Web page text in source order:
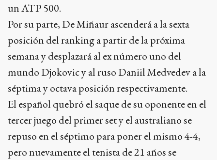
un ATP 500.
Por su parte, De Miñaur ascenderá a la sexta
posición del ranking a partir de la próxima
semana y desplazará al ex número uno del
mundo Djokovic y al ruso Daniil Medvedev a la
séptima y octava posición respectivamente.
El español quebró el saque de su oponente en el
tercer juego del primer set y el australiano se
repuso en el séptimo para poner el mismo 4-4,
pero nuevamente el tenista de 21 años se